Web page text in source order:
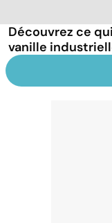
Découvrez ce
vanille